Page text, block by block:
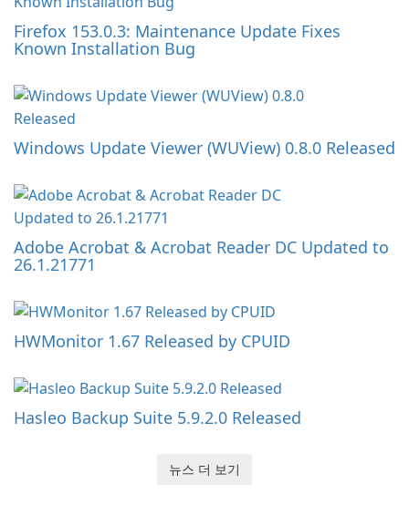
Firefox 153.0.3: Maintenance Update Fixes
Known Installation Bug
Windows Update Viewer (WUView) 0.8.0 Released
Adobe Acrobat & Acrobat Reader DC Updated to
26.1.21771
HWMonitor 1.67 Released by CPUID
Hasleo Backup Suite 5.9.2.0 Released
뉴스 더 보기